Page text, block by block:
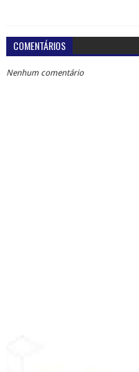
COMENTÁRIOS
Nenhum comentário